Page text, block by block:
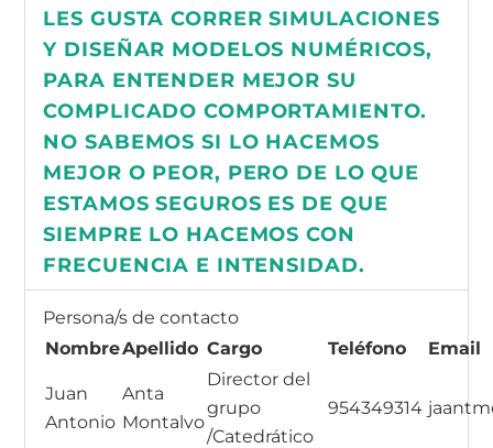
LES GUSTA CORRER SIMULACIONES
Y DISEÑAR MODELOS NUMÉRICOS,
PARA ENTENDER MEJOR SU
COMPLICADO COMPORTAMIENTO.
NO SABEMOS SI LO HACEMOS
MEJOR O PEOR, PERO DE LO QUE
ESTAMOS SEGUROS ES DE QUE
SIEMPRE LO HACEMOS CON
FRECUENCIA E INTENSIDAD.
Persona/s de contacto
NombreApellido Cargo Teléfono Email
Juan
Antonio
Anta
Montalvo
Director del
grupo
/Catedrático
954349314